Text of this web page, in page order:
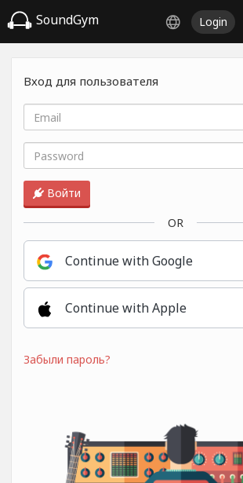
SoundGym Login
Вход для пользователя
Войти
OR
Continue with Google
Continue with Apple
Забыли пароль?